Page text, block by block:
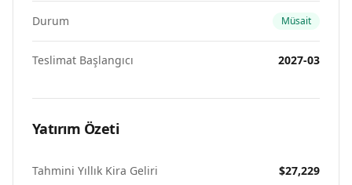
Durum Müsait
Teslimat Başlangıcı 2027-03
Yatırım Özeti
Tahmini Yıllık Kira Geliri $27,229